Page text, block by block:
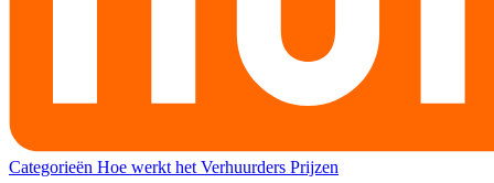
Categorieën Hoe werkt het Verhuurders Prijzen